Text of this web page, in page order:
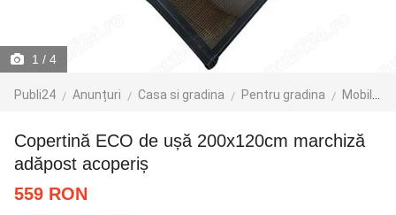
1 / 4
Publi24 Anunțuri Casa si gradina Pentru gradina Mobilier gradina
Copertină ECO de ușă 200x120cm marchiză
adăpost acoperiș
559 RON